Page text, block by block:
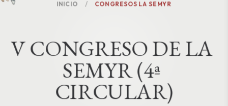
INICIO CONGRESOS LA SEMYR
VCONGRESODELA
SEMYR(4ª
CIRCULAR)